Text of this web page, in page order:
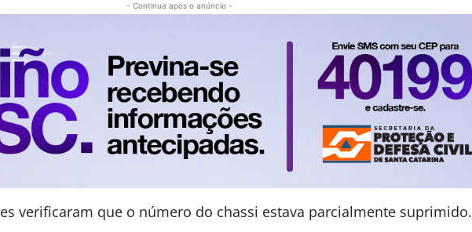
- Continua após o anúncio -
verificaram que o número do chassi estava parcialmente suprimido.